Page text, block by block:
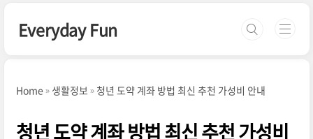
Everyday Fun
Home 생활정보 청년 도약 계좌 방법 최신 추천 가성비 안내
청년 도약 계좌 방법 최신 추천 가성비